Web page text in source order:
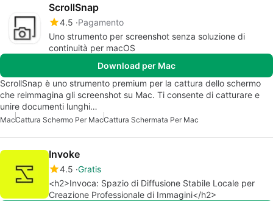
ScrollSnap
4.5 Pagamento
Uno strumento per screenshot senza soluzione di
continuità per macOS
Download per Mac
ScrollSnap è uno strumento premium per la cattura dello schermo
che reimmagina gli screenshot su Mac. Ti consente di catturare e
unire documenti lunghi…
MacCattura Schermo Per MacCattura Schermata Per Mac
Invoke
4.5 Gratis
<h2>Invoca: Spazio di Diffusione Stabile Locale per
Creazione Professionale di Immagini</h2>